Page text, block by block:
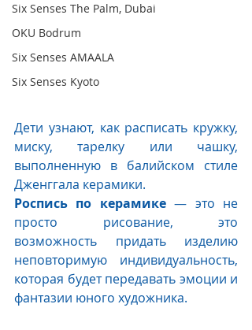
Six Senses The Palm, Dubai
OKU Bodrum
Six Senses AMAALA
Six Senses Kyoto
Дети узнают, как расписать кружку,
миску, тарелку или чашку,
выполненную в балийском стиле
Дженггала керамики.
Роспись по керамике — это не
просто рисование, это
возможность придать изделию
неповторимую индивидуальность,
которая будет передавать эмоции и
фантазии юного художника.